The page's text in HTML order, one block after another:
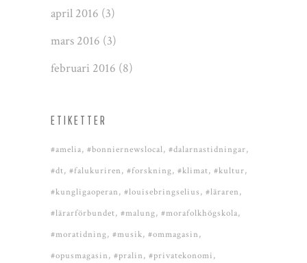
april 2016 (3)
mars 2016 (3)
februari 2016 (8)
ETIKETTER
#amelia #bonniernewslocal #dalarnastidningar
#dt #falukuriren #forskning #klimat #kultur
#kungligaoperan #louisebringselius #läraren
#lärarförbundet #malung #morafolkhögskola
#moratidning #musik #ommagasin
#opusmagasin #pralin #privatekonomi